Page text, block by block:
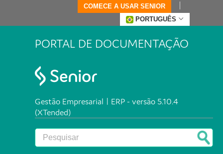
COMECE A USAR SENIOR
PORTUGUÊS
PORTAL DE DOCUMENTAÇÃO
Gestão Empresarial | ERP - versão 5.10.4
(XTended)